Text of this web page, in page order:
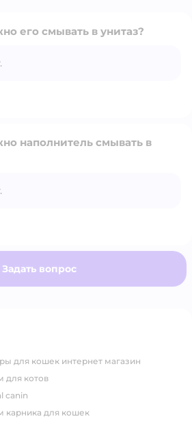
его смывать в унитаз?
наполнитель смывать в
Задать вопрос
для кошек интернет магазин
для котов
canin
карника для кошек